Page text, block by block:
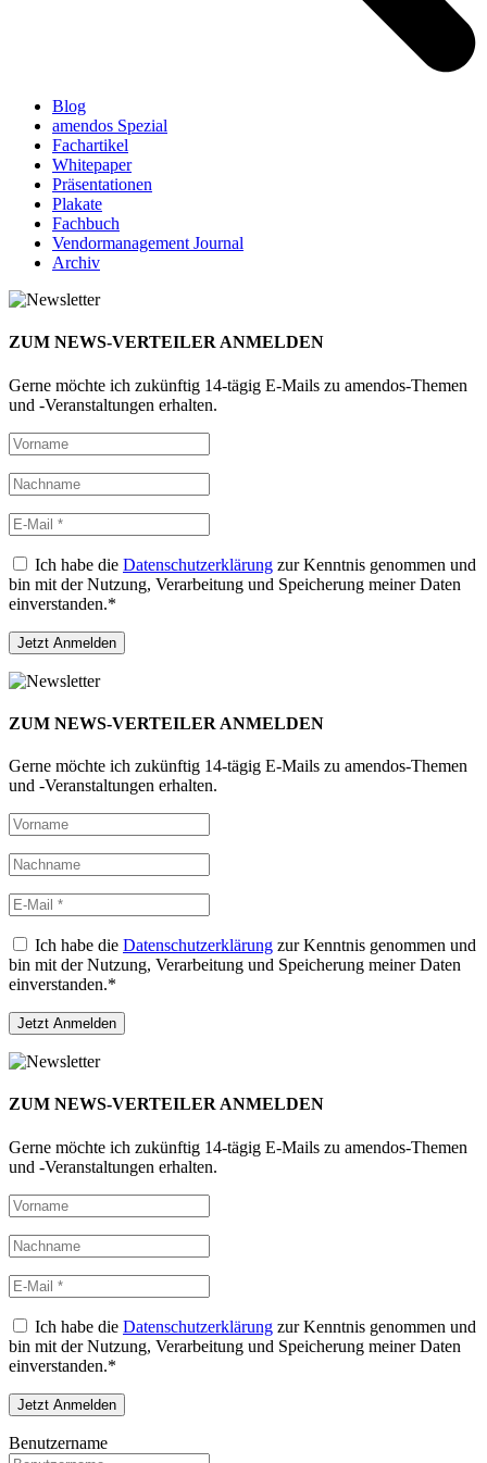
Blog
amendos Spezial
Fachartikel
Whitepaper
Präsentationen
Plakate
Fachbuch
Vendormanagement Journal
Archiv
ZUM NEWS-VERTEILER ANMELDEN
Gerne möchte ich zukünftig 14-tägig E-Mails zu amendos-Themen
und -Veranstaltungen erhalten.
Ich habe die Datenschutzerklärung zur Kenntnis genommen und
bin mit der Nutzung, Verarbeitung und Speicherung meiner Daten
einverstanden.*
ZUM NEWS-VERTEILER ANMELDEN
Gerne möchte ich zukünftig 14-tägig E-Mails zu amendos-Themen
und -Veranstaltungen erhalten.
Ich habe die Datenschutzerklärung zur Kenntnis genommen und
bin mit der Nutzung, Verarbeitung und Speicherung meiner Daten
einverstanden.*
ZUM NEWS-VERTEILER ANMELDEN
Gerne möchte ich zukünftig 14-tägig E-Mails zu amendos-Themen
und -Veranstaltungen erhalten.
Ich habe die Datenschutzerklärung zur Kenntnis genommen und
bin mit der Nutzung, Verarbeitung und Speicherung meiner Daten
einverstanden.*
Benutzername